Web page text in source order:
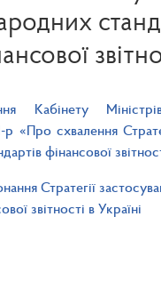
Кабінету
«Про схвалення
фінансової
Стратегії
звітності в Україні